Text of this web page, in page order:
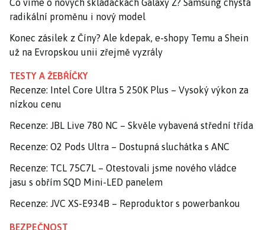
Co víme o nových skládačkách Galaxy Z? Samsung chystá
radikální proměnu i nový model
Konec zásilek z Číny? Ale kdepak, e-shopy Temu a Shein
už na Evropskou unii zřejmě vyzrály
TESTY A ŽEBŘÍČKY
Recenze: Intel Core Ultra 5 250K Plus – Vysoký výkon za
nízkou cenu
Recenze: JBL Live 780 NC – Skvěle vybavená střední třída
Recenze: O2 Pods Ultra – Dostupná sluchátka s ANC
Recenze: TCL 75C7L – Otestovali jsme nového vládce
jasu s obřím SQD Mini-LED panelem
Recenze: JVC XS-E934B – Reproduktor s powerbankou
BEZPEČNOST